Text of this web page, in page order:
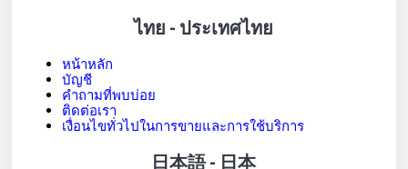
ไทย - ประเทศไทย
หน้าหลัก
บัญชี
คำถามที่พบบ่อย
ติดต่อเรา
เงื่อนไขทั่วไปในการขายและการใช้บริการ
日本語 - 日本